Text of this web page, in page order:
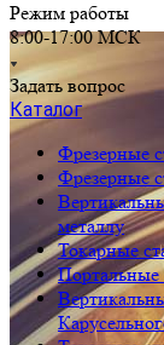
Режим работы
8:00-17:00 МСК
Задать вопрос
Каталог
Фрезерные
Фрезерные
металлу
Токарные